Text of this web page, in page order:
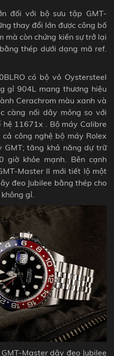
đối với bộ sưu tập GMT-
thay đổi lớn được công bố
mà còn chứng kiến ​​sự trở lại
thép dưới dạng mã ref.
có bộ vỏ Oystersteel
gỉ 904L mang thương hiệu
Cerachrom màu xanh và
càng nối dây mỏng so với
hệ 11671x . Bộ máy Calibre
công nghệ bộ máy Rolex
tăng khả năng dự trữ
giờ khỏe mạnh. Bên cạnh
Master II mới tiết lộ một
đeo Jubilee bằng thép cho
gỉ.
Master dây đeo Jubilee